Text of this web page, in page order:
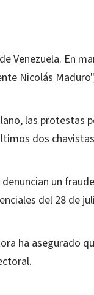
Venezuela. En
Nicolás
las protestas
dos
un
del 28 de
ha asegurado